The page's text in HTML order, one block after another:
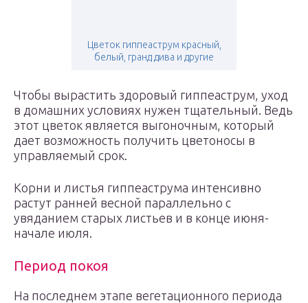
Цветок гиппеаструм красный,
белый, гранд дива и другие
Чтобы вырастить здоровый гиппеаструм, уход
в домашних условиях нужен тщательный. Ведь
этот цветок является выгоночным, который
дает возможность получить цветоносы в
управляемый срок.
Корни и листья гиппеаструма интенсивно
растут ранней весной параллельно с
увяданием старых листьев и в конце июня-
начале июля.
Период покоя
На последнем этапе вегетационного периода